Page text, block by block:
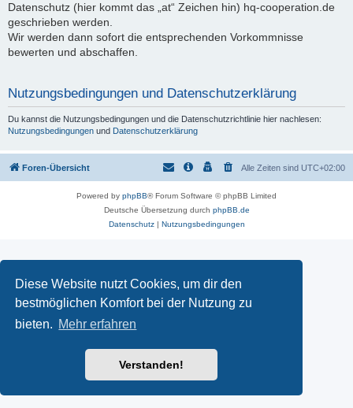
Diese Website nutzt Cookies, um dir den
bestmöglichen Komfort bei der Nutzung zu
bieten. Mehr erfahren
Verstanden!
Datenschutz (hier kommt das „at“ Zeichen hin) hq-cooperation.de
geschrieben werden.
Wir werden dann sofort die entsprechenden Vorkommnisse
bewerten und abschaffen.
Nutzungsbedingungen und Datenschutzerklärung
Du kannst die Nutzungsbedingungen und die Datenschutzrichtlinie hier nachlesen:
Nutzungsbedingungen und Datenschutzerklärung
Foren-Übersicht Alle Zeiten sind UTC+02:00
Powered by phpBB® Forum Software © phpBB Limited
Deutsche Übersetzung durch phpBB.de
Datenschutz| Nutzungsbedingungen